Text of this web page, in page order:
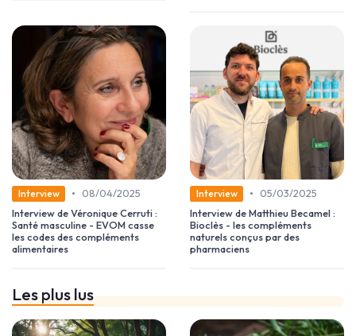
Interview •
08/04/2025
Interview de Véronique Cerruti :
Santé masculine - EVOM casse
les codes des compléments
alimentaires
Interview •
05/03/2025
Interview de Matthieu Becamel :
Bioclès - les compléments
naturels conçus par des
pharmaciens
Les plus lus